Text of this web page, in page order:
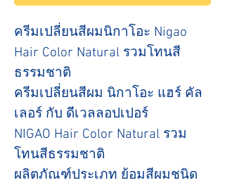
ครีมเปลี่ยนสีผมนิกาโอะ Nigao
Hair Color Natural รวมโทนสี
ธรรมชาติ
ครีมเปลี่ยนสีผม นิกาโอะ แฮร์ คัล
เลอร์ กับ ดีเวลลอปเปอร์
NIGAO Hair Color Natural รวม
โทนสีธรรมชาติ
ผลิตภัณฑ์ประเภท ย้อมสีผมชนิด